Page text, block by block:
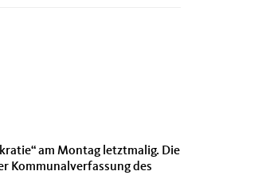
am Montag letztmalig. Die
Kommunalverfassung des